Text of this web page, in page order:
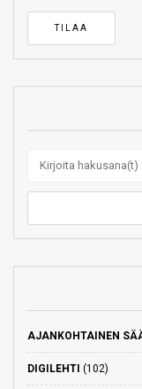
AJANKOHTAINEN
DIGILEHTI (102)